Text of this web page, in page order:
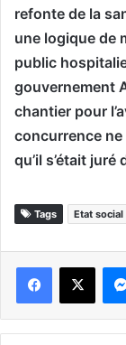
refonte de la
une logique de
public
gouvernement
chantier pour
concurrence
qu’il s’était juré
Tags Etat social